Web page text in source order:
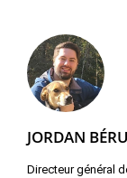
JORDAN
Directeur général